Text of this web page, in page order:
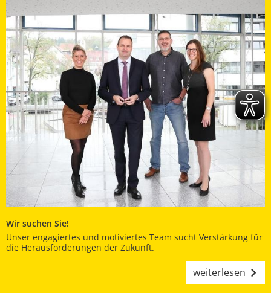
Wir suchen Sie!
Unser engagiertes und motiviertes Team sucht Verstärkung für
die Herausforderungen der Zukunft.
weiterlesen